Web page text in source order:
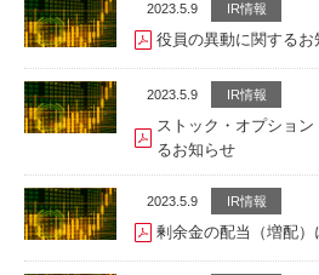
2023.5.9 IR情報
役員の異動に関するお
2023.5.9 IR情報
ストック・オプショ
るお知らせ
2023.5.9 IR情報
剰余金の配当（増配